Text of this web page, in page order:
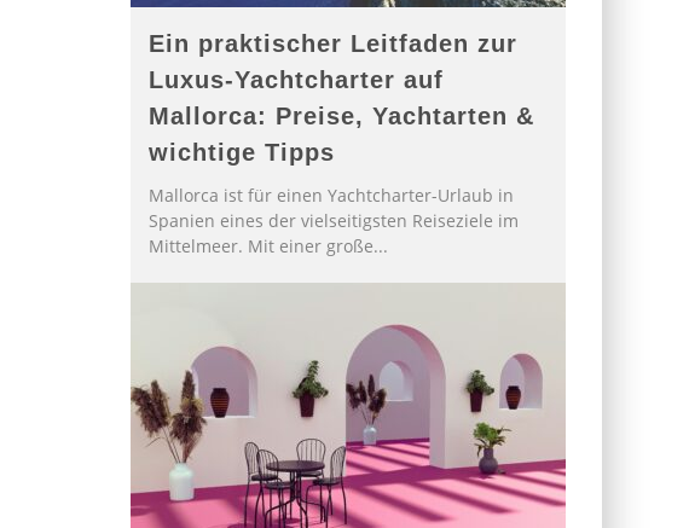
Ein praktischer Leitfaden zur
Luxus-Yachtcharter auf
Mallorca: Preise, Yachtarten &
wichtige Tipps
Mallorca ist für einen Yachtcharter-Urlaub in
Spanien eines der vielseitigsten Reiseziele im
Mittelmeer. Mit einer große...